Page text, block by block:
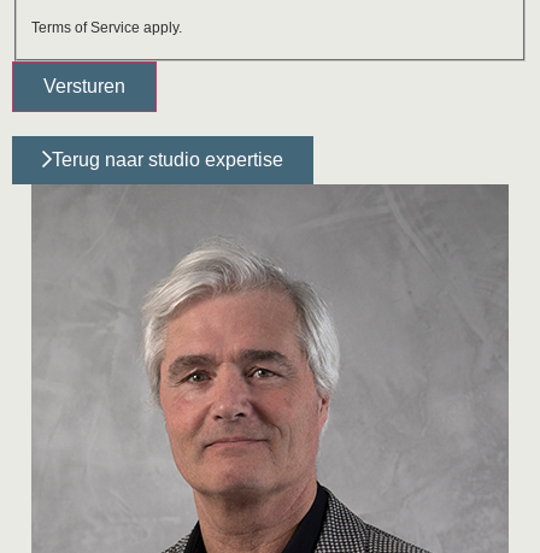
Terms of Service apply.
Terug naar studio expertise